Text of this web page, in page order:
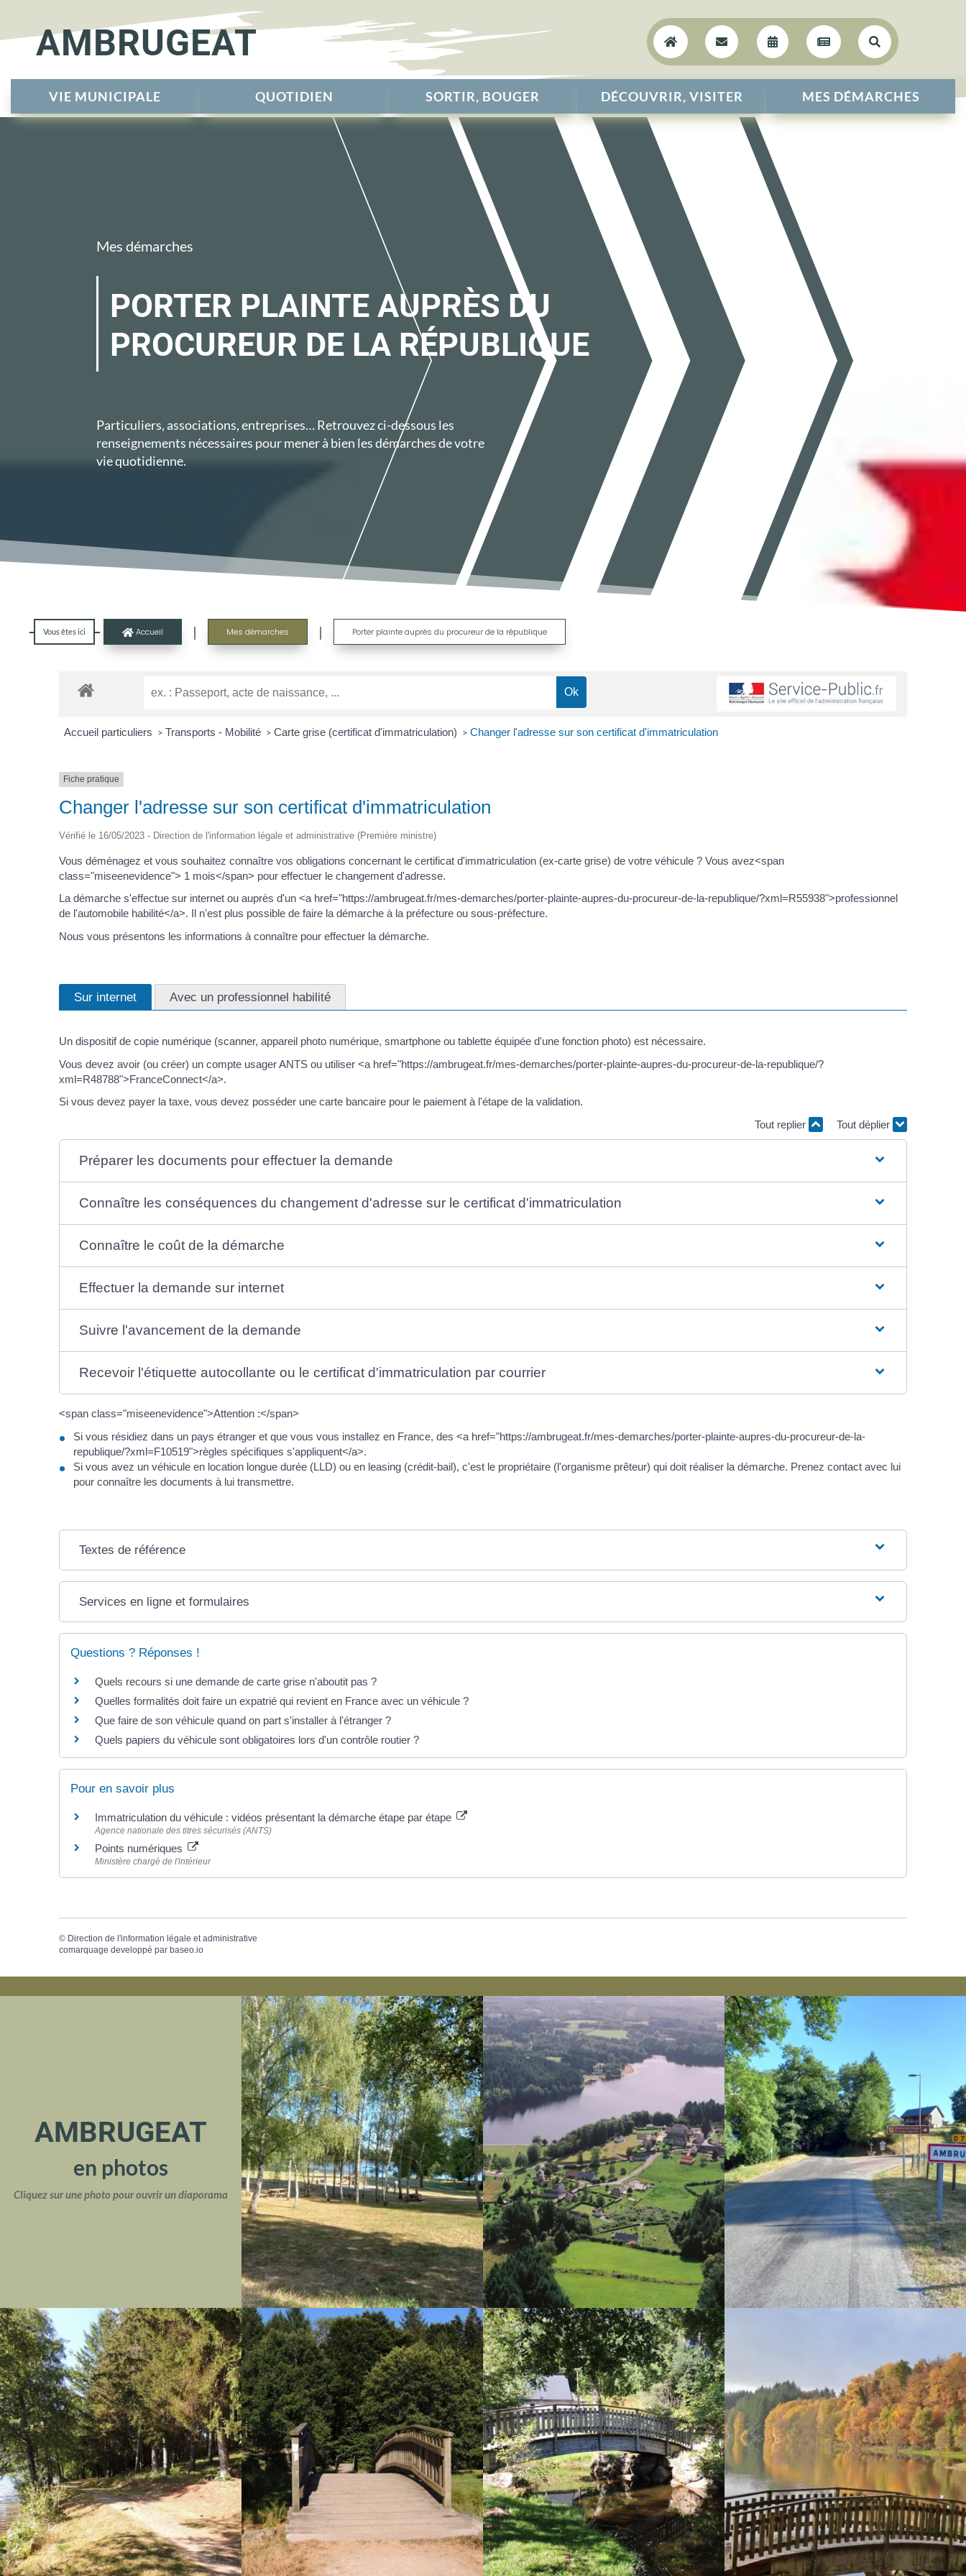
AMBRUGEAT     
VIE MUNICIPALE QUOTIDIEN SORTIR, BOUGER DÉCOUVRIR, VISITER MES DÉMARCHES
Mes démarches
PORTER PLAINTE AUPRÈS DU
PROCUREUR DE LA RÉPUBLIQUE
Particuliers, associations, entreprises… Retrouvez ci-dessous les
renseignements nécessaires pour mener à bien les démarches de votre
vie quotidienne.
Vous êtes ici  Accueil | Mes démarches | Porter plainte auprès du procureur de la république
Accueil particuliers > Transports - Mobilité > Carte grise (certificat d'immatriculation) > Changer l'adresse sur son certificat d'immatriculation
Fiche pratique
Changer l'adresse sur son certificat d'immatriculation
Vérifié le 16/05/2023 - Direction de l'information légale et administrative (Première ministre)
Vous déménagez et vous souhaitez connaître vos obligations concernant le certificat d'immatriculation (ex-carte grise) de votre véhicule ? Vous avez<span
class="miseenevidence"> 1 mois</span> pour effectuer le changement d'adresse.
La démarche s'effectue sur internet ou auprès d'un <a href="https://ambrugeat.fr/mes-demarches/porter-plainte-aupres-du-procureur-de-la-republique/?xml=R55938">professionnel
de l'automobile habilité</a>. Il n'est plus possible de faire la démarche à la préfecture ou sous-préfecture.
Nous vous présentons les informations à connaître pour effectuer la démarche.
Sur internet Avec un professionnel habilité
Un dispositif de copie numérique (scanner, appareil photo numérique, smartphone ou tablette équipée d'une fonction photo) est nécessaire.
Vous devez avoir (ou créer) un compte usager ANTS ou utiliser <a href="https://ambrugeat.fr/mes-demarches/porter-plainte-aupres-du-procureur-de-la-republique/?
xml=R48788">FranceConnect</a>.
Si vous devez payer la taxe, vous devez posséder une carte bancaire pour le paiement à l'étape de la validation.
Tout replier
Tout déplier
Préparer les documents pour effectuer la demande
Connaître les conséquences du changement d'adresse sur le certificat d'immatriculation
Connaître le coût de la démarche
Effectuer la demande sur internet
Suivre l'avancement de la demande
Recevoir l'étiquette autocollante ou le certificat d'immatriculation par courrier
<span class="miseenevidence">Attention :</span>
Si vous résidiez dans un pays étranger et que vous vous installez en France, des <a href="https://ambrugeat.fr/mes-demarches/porter-plainte-aupres-du-procureur-de-la-
republique/?xml=F10519">règles spécifiques s'appliquent</a>.
Si vous avez un véhicule en location longue durée (LLD) ou en leasing (crédit-bail), c'est le propriétaire (l'organisme prêteur) qui doit réaliser la démarche. Prenez contact avec lui
pour connaître les documents à lui transmettre.
Textes de référence
Services en ligne et formulaires
Questions ? Réponses !
Quels recours si une demande de carte grise n'aboutit pas ?
Quelles formalités doit faire un expatrié qui revient en France avec un véhicule ?
Que faire de son véhicule quand on part s'installer à l'étranger ?
Quels papiers du véhicule sont obligatoires lors d'un contrôle routier ?
Pour en savoir plus
Immatriculation du véhicule : vidéos présentant la démarche étape par étape
Agence nationale des titres sécurisés (ANTS)
Points numériques
Ministère chargé de l'intérieur
© Direction de l'information légale et administrative
comarquage developpé par baseo.io
AMBRUGEAT
en photos
Cliquez sur une photo pour ouvrir un diaporama